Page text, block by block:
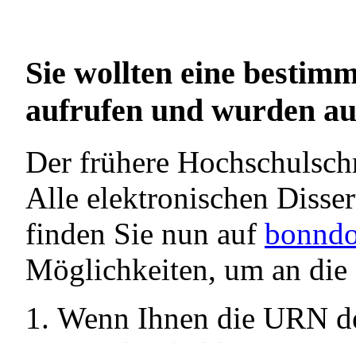
Sie wollten eine
aufrufen und wurden
Der frühere
Alle elektronischen
finden Sie nun auf
Möglichkeiten, um an
Wenn Ihnen die URN